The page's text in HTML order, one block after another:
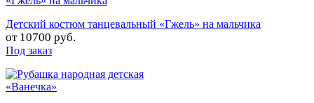
Детский костюм танцевальный «Гжель» на мальчика
от 10700 руб.
Под заказ